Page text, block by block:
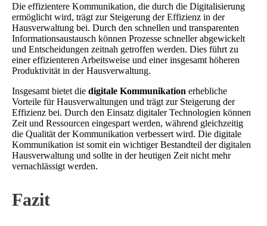
Die effizientere Kommunikation, die durch die Digitalisierung
ermöglicht wird, trägt zur Steigerung der Effizienz in der
Hausverwaltung bei. Durch den schnellen und transparenten
Informationsaustausch können Prozesse schneller abgewickelt
und Entscheidungen zeitnah getroffen werden. Dies führt zu
einer effizienteren Arbeitsweise und einer insgesamt höheren
Produktivität in der Hausverwaltung.
Insgesamt bietet die digitale Kommunikation erhebliche
Vorteile für Hausverwaltungen und trägt zur Steigerung der
Effizienz bei. Durch den Einsatz digitaler Technologien können
Zeit und Ressourcen eingespart werden, während gleichzeitig
die Qualität der Kommunikation verbessert wird. Die digitale
Kommunikation ist somit ein wichtiger Bestandteil der digitalen
Hausverwaltung und sollte in der heutigen Zeit nicht mehr
vernachlässigt werden.
Fazit